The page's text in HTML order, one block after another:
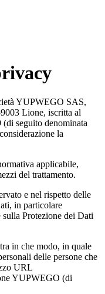
YUPWEGO SAS,
Lione, iscritta al
seguito denominata
la
applicabile,
del trattamento.
e nel rispetto delle
in particolare
Protezione dei Dati
in che modo, in quale
delle persone che
URL
YUPWEGO (di